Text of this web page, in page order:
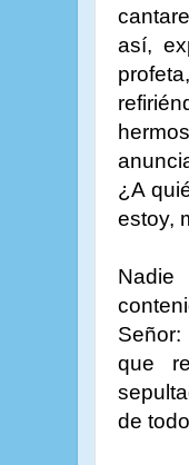
así,
¿A
estoy,
que
de